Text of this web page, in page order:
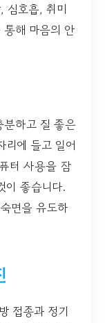
심호흡, 취미
해 마음의 안
분하고 질 좋은
리에 들고 일어
터 사용을 잠
이 좋습니다.
면을 유도하
접종과 정기